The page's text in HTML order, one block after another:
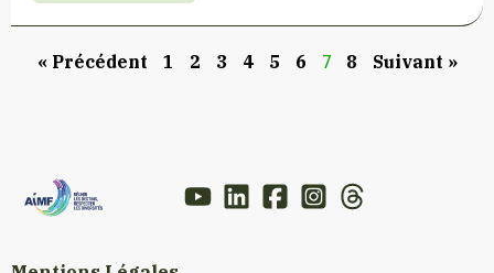
« Précédent 1 2 3 4 5 6 7 8 Suivant »